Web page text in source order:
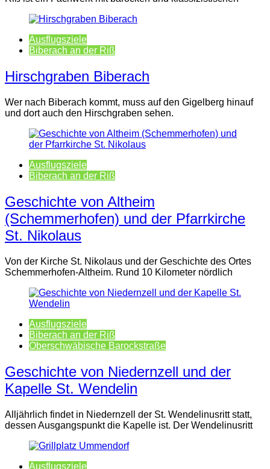
Ausflugsziele
Biberach an der Riß
Hirschgraben Biberach
Wer nach Biberach kommt, muss auf den Gigelberg hinauf
und dort auch den Hirschgraben sehen.
Ausflugsziele
Biberach an der Riß
Geschichte von Altheim
(Schemmerhofen) und der Pfarrkirche
St. Nikolaus
Von der Kirche St. Nikolaus und der Geschichte des Ortes
Schemmerhofen-Altheim. Rund 10 Kilometer nördlich
Ausflugsziele
Biberach an der Riß
Oberschwäbische Barockstraße
Geschichte von Niedernzell und der
Kapelle St. Wendelin
Alljährlich findet in Niedernzell der St. Wendelinusritt statt,
dessen Ausgangspunkt die Kapelle ist. Der Wendelinusritt
Ausflugsziele